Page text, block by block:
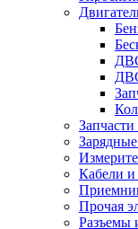
Кабели и
Прочая
Разъемы